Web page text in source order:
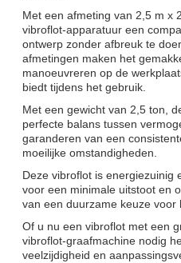
Met een afmeting van 2,5 m x
vibroflot-apparatuur een
ontwerp zonder afbreuk te
afmetingen maken het
manoeuvreren op de
biedt tijdens het gebruik.
Met een gewicht van 2,5 ton,
perfecte balans tussen
garanderen van een
moeilijke omstandigheden.
Deze vibroflot is energiezuinig
voor een minimale uitstoot en
van een duurzame keuze voor
Of u nu een vibroflot met een
vibroflot-graafmachine nodig
veelzijdigheid en